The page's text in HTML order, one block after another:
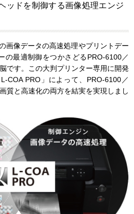
ッドを制御する画像処理エンジ
画像データの高速処理やプリントデー
の最適制御をつかさどるPRO-6100／
です。この大判プリンター専用に開発
COA PRO」によって、PRO-6100／
質と高速化の両方を結実を実現しまし